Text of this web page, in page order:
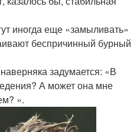
иногда еще «замыливать»
беспричинный бурный
задумается: «В
А может она мне
».